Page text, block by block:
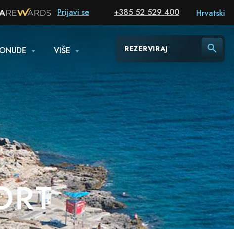
Prijavi se +385 52 529 400
VIŠE REZERVIRAJ
Hrvatski